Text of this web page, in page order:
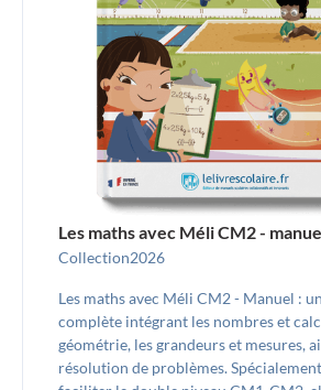
Les maths avec Méli CM2 -
Collection2026
Les maths avec Méli CM2 - Manuel :
complète intégrant les nombres et
géométrie, les grandeurs et mesures,
résolution de problèmes.